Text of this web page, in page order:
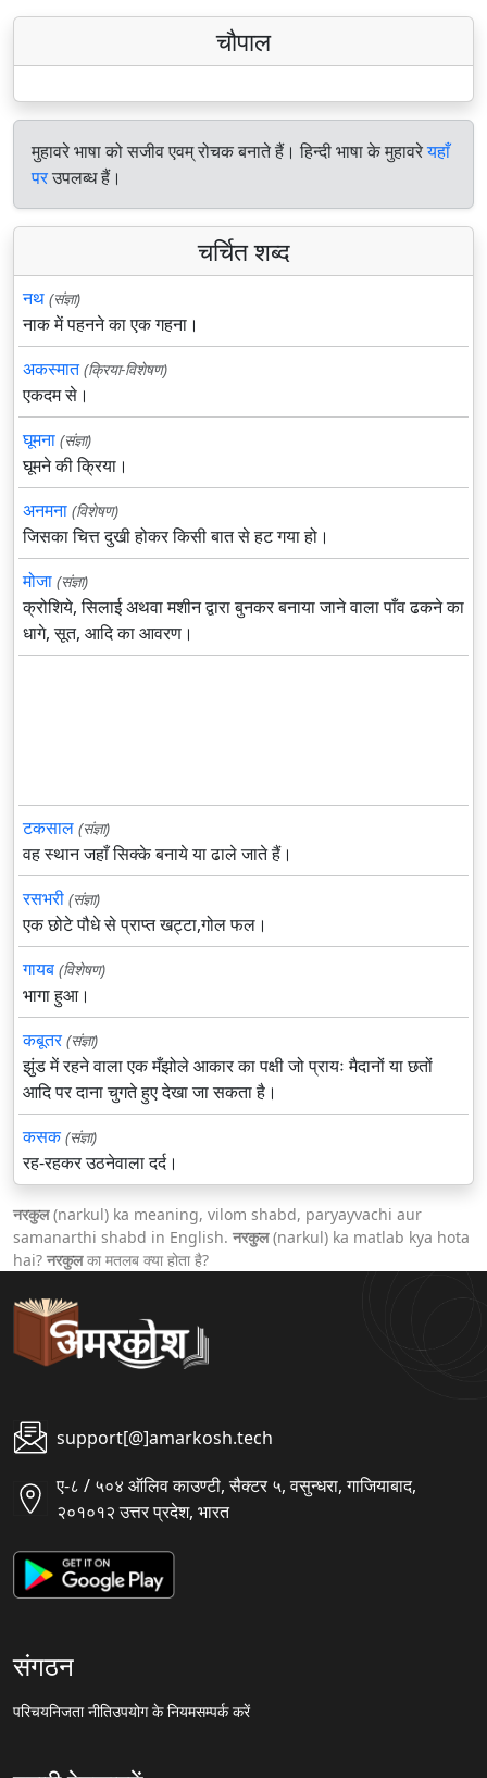
चौपाल
मुहावरे भाषा को सजीव एवम् रोचक बनाते हैं। हिन्दी भाषा के मुहावरेयहाँ
परउपलब्ध हैं।
चर्चित शब्द
नथ (संज्ञा)
नाक में पहनने का एक गहना।
अकस्मात (क्रिया-विशेषण)
एकदम से।
घूमना (संज्ञा)
घूमने की क्रिया।
अनमना (विशेषण)
जिसका चित्त दुखी होकर किसी बात से हट गया हो।
मोजा (संज्ञा)
क्रोशिये, सिलाई अथवा मशीन द्वारा बुनकर बनाया जाने वाला पाँव ढकने का
धागे, सूत, आदि का आवरण।
टकसाल (संज्ञा)
वह स्थान जहाँ सिक्के बनाये या ढाले जाते हैं।
रसभरी (संज्ञा)
एक छोटे पौधे से प्राप्त खट्टा,गोल फल।
गायब (विशेषण)
भागा हुआ।
कबूतर (संज्ञा)
झुंड में रहने वाला एक मँझोले आकार का पक्षी जो प्रायः मैदानों या छतों
आदि पर दाना चुगते हुए देखा जा सकता है।
कसक (संज्ञा)
रह-रहकर उठनेवाला दर्द।
नरकुल(narkul) ka meaning, vilom shabd, paryayvachi aur
samanarthi shabd in English. नरकुल(narkul) ka matlab kya hota
hai? नरकुलका मतलब क्या होता है?
support[@]amarkosh.tech
ए-८ / ५०४ ऑलिव काउण्टी, सैक्टर ५, वसुन्धरा, गाजियाबाद,
२०१०१२ उत्तर प्रदेश, भारत
संगठन
परिचयनिजता नीतिउपयोग के नियमसम्पर्क करें